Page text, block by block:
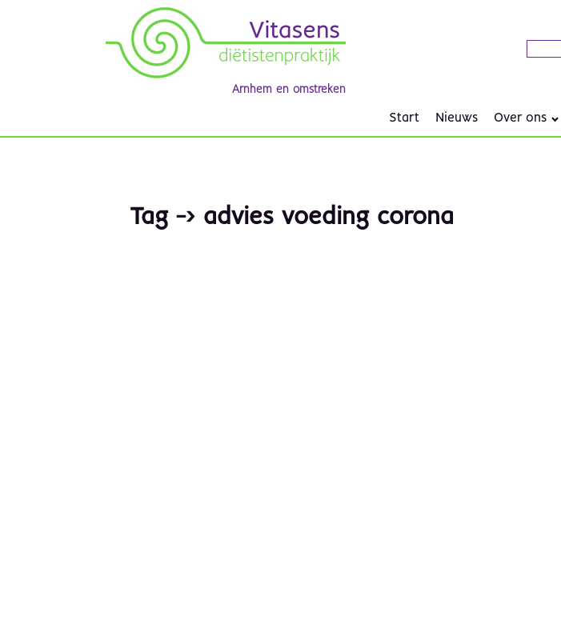
Arnhem en omstreken
Start Nieuws Over ons
Tag -> advies voeding corona